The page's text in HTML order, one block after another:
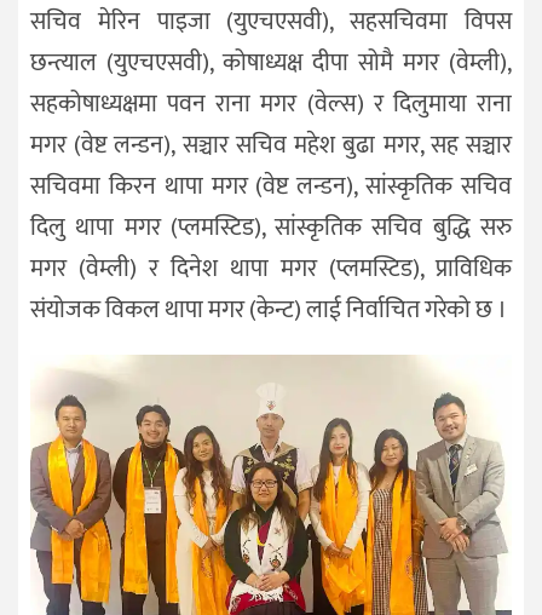
सचिव मेरिन पाइजा (युएचएसवी), सहसचिवमा विपस
छन्त्याल (युएचएसवी), कोषाध्यक्ष दीपा सोमै मगर (वेम्ली),
सहकोषाध्यक्षमा पवन राना मगर (वेल्स) र दिलुमाया राना
मगर (वेष्ट लन्डन), सञ्चार सचिव महेश बुढा मगर, सह सञ्चार
सचिवमा किरन थापा मगर (वेष्ट लन्डन), सांस्कृतिक सचिव
दिलु थापा मगर (प्लमस्टिड), सांस्कृतिक सचिव बुद्धि सरु
मगर (वेम्ली) र दिनेश थापा मगर (प्लमस्टिड), प्राविधिक
संयोजक विकल थापा मगर (केन्ट) लाई निर्वाचित गरेको छ ।